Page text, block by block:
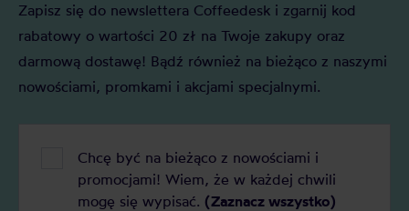
Zapisz się do newslettera Coffeedesk i zgarnij kod
rabatowy o wartości 20 zł na Twoje zakupy oraz
darmową dostawę! Bądź również na bieżąco z naszymi
nowościami, promkami i akcjami specjalnymi.
Chcę być na bieżąco z nowościami i
promocjami! Wiem, że w każdej chwili
mogę się wypisać. (Zaznacz wszystko)